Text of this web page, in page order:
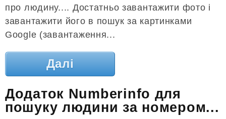
про людину.... Достатньо завантажити фото і
завантажити його в пошук за картинками
Google (завантаження...
Далі
Додаток Numberinfo для
пошуку людини за номером...